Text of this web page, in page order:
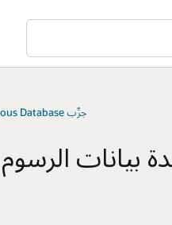
جرِّب Oracle Autonomous Database مجانًا
بيانات الرسوم